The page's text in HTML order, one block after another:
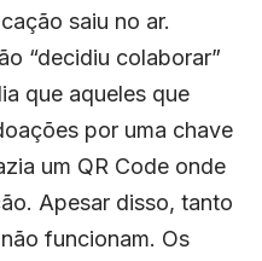
saiu no ar.
“decidiu colaborar”
que aqueles que
por uma chave
um QR Code onde
Apesar disso, tanto
funcionam. Os